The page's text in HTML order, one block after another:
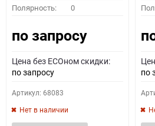
Полярность: 0
по запросу
Цена без ECOном скидки:
по запросу
Артикул: 68083
Нет в наличии
по